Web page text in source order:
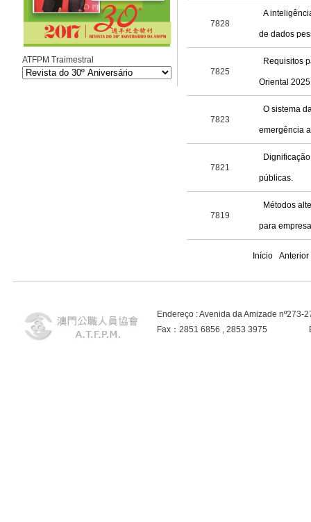
ATFPM Traimestral
7828
A
de dados
7825
Requisitos
Oriental
7823
O sistema
emergência
7821
públicas.
7819
Métodos
para
Início Anterior
Endereço : Avenida da Amizade
Fax：2851 6856 , 2853 3975